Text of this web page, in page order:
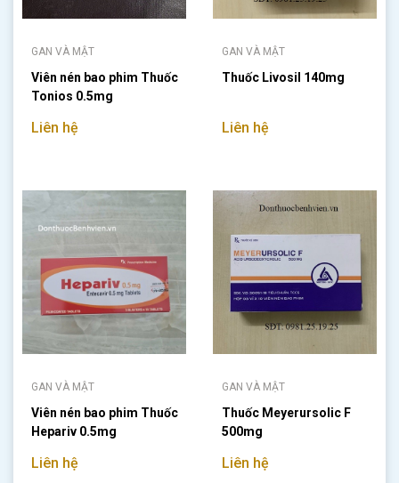
GAN VÀ MẬT
Viên nén bao phim Thuốc
Tonios 0.5mg
Liên hệ
GAN VÀ MẬT
Thuốc Livosil 140mg
Liên hệ
GAN VÀ MẬT
Viên nén bao phim Thuốc
Hepariv 0.5mg
Liên hệ
GAN VÀ MẬT
Thuốc Meyerursolic F
500mg
Liên hệ